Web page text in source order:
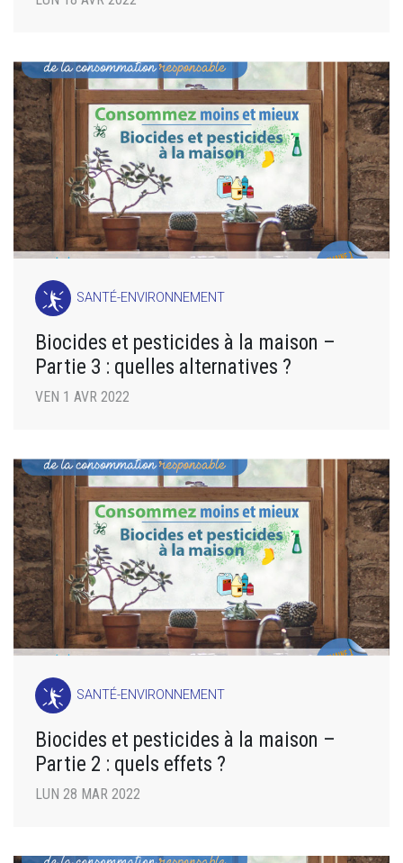
SANTÉ-ENVIRONNEMENT
Biocides et pesticides à la maison –
Partie 3 : quelles alternatives ?
VEN 1 AVR 2022
SANTÉ-ENVIRONNEMENT
Biocides et pesticides à la maison –
Partie 2 : quels effets ?
LUN 28 MAR 2022